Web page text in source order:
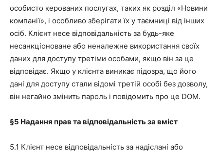
особисто керованих послугах, таких як розділ «Новини
компанії», і особливо зберігати їх у таємниці від інших
осіб. Клієнт несе відповідальність за будь-яке
несанкціоноване або неналежне використання своїх
даних для доступу третіми особами, якщо він за це
відповідає. Якщо у клієнта виникає підозра, що його
дані для доступу стали відомі третій особі без дозволу,
він негайно змінить пароль і повідомить про це DOM.
§5 Надання прав та відповідальність за вміст
5.1 Клієнт несе відповідальність за надіслані або